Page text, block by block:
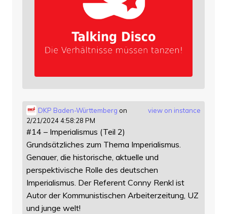
view on instance
DKP Baden-Württemberg on
2/21/2024 4:58:28 PM
#14 – Imperialismus (Teil 2)
Grundsätzliches zum Thema Imperialismus.
Genauer, die historische, aktuelle und
perspektivische Rolle des deutschen
Imperialismus. Der Referent Conny Renkl ist
Autor der Kommunistischen Arbeiterzeitung, UZ
und junge welt!